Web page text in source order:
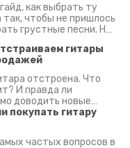
как выбрать ту
чтобы не пришлось
грустные песни. На
гитары
отстроена. Что
И правда ли
доводить новые
кратко - да.
в видео :)
покупать гитару
частых вопросов в